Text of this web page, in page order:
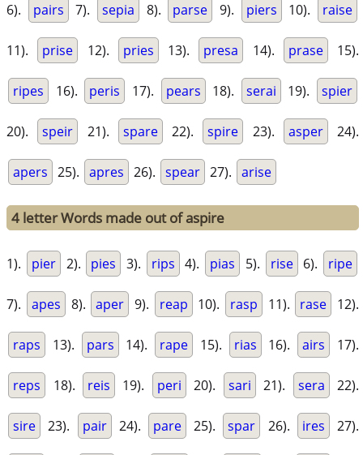
6). pairs 7). sepia 8). parse 9). piers 10). raise
11). prise 12). pries 13). presa 14). prase 15).
ripes 16). peris 17). pears 18). serai 19). spier
20). speir 21). spare 22). spire 23). asper 24).
apers 25). apres 26). spear 27). arise
4 letter Words made out of aspire
1). pier 2). pies 3). rips 4). pias 5). rise 6). ripe
7). apes 8). aper 9). reap 10). rasp 11). rase 12).
raps 13). pars 14). rape 15). rias 16). airs 17).
reps 18). reis 19). peri 20). sari 21). sera 22).
sire 23). pair 24). pare 25). spar 26). ires 27).